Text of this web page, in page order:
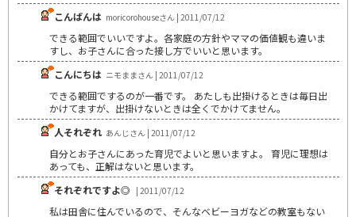
こんばんは moricorohouseさん | 2011/07/12
できる範囲でいいですよ。各家庭の方針やママの価値観も違いま
すし、お子さんに合った接し方でいいと思います。
こんにちは ニモままさん | 2011/07/12
できる範囲でするのが一番です。 あたしも出掛けるときは毎日出
かけてますが、出掛けないときは全くでかけてません。
人それぞれ あんじさん | 2011/07/12
自分とお子さんにあった育児でよいと思いますよ。 育児に理想は
あっても、正解はないと思います。
それぞれですよ◎ | 2011/07/12
私は田舎に住んでいるので、そんなベビーヨガなどの教室もない